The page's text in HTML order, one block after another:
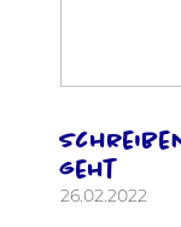
geht
26.02.2022